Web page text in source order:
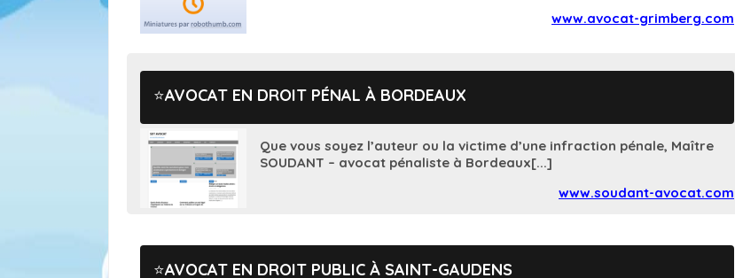
www.avocat-grimberg.com
AVOCAT EN DROIT PÉNAL À BORDEAUX
Que vous soyez l’auteur ou la victime d’une infraction pénale, Maître
SOUDANT – avocat pénaliste à Bordeaux[...]
www.soudant-avocat.com
AVOCAT EN DROIT PUBLIC À SAINT-GAUDENS